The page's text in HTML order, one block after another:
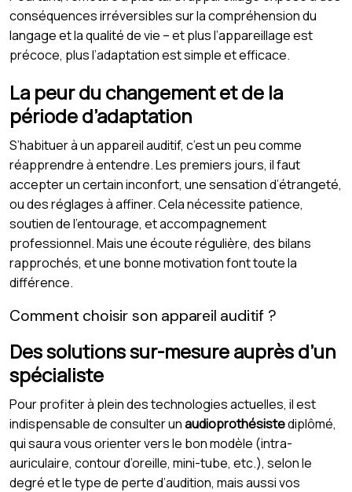
conséquences irréversibles sur la compréhension du
langage et la qualité de vie – et plus l’appareillage est
précoce, plus l’adaptation est simple et efficace.
La peur du changement et de la
période d’adaptation
S’habituer à un appareil auditif, c’est un peu comme
réapprendre à entendre. Les premiers jours, il faut
accepter un certain inconfort, une sensation d’étrangeté,
ou des réglages à affiner. Cela nécessite patience,
soutien de l’entourage, et accompagnement
professionnel. Mais une écoute régulière, des bilans
rapprochés, et une bonne motivation font toute la
différence.
Comment choisir son appareil auditif ?
Des solutions sur-mesure auprès d’un
spécialiste
Pour profiter à plein des technologies actuelles, il est
indispensable de consulter unaudioprothésistediplômé,
qui saura vous orienter vers le bon modèle (intra-
auriculaire, contour d’oreille, mini-tube, etc.), selon le
degré et le type de perte d’audition, mais aussi vos